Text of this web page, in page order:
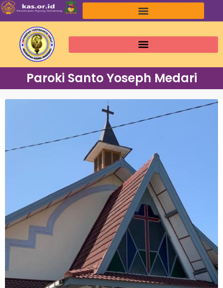
Paroki Santo Yoseph Medari